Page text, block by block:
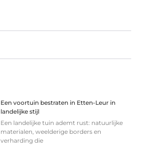
Een voortuin bestraten in Etten-Leur in
landelijke stijl
Een landelijke tuin ademt rust: natuurlijke
materialen, weelderige borders en
verharding die